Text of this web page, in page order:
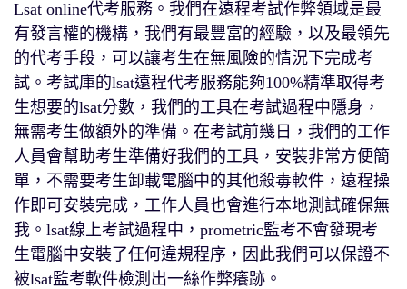
Lsat online代考服務。我們在遠程考試作弊領域是最
有發言權的機構，我們有最豐富的經驗，以及最領先
的代考手段，可以讓考生在無風險的情況下完成考
試。考試庫的lsat遠程代考服務能夠100%精準取得考
生想要的lsat分數，我們的工具在考試過程中隱身，
無需考生做額外的準備。在考試前幾日，我們的工作
人員會幫助考生準備好我們的工具，安裝非常方便簡
單，不需要考生卸載電腦中的其他殺毒軟件，遠程操
作即可安裝完成，工作人員也會進行本地測試確保無
我。lsat線上考試過程中，prometric監考不會發現考
生電腦中安裝了任何違規程序，因此我們可以保證不
被lsat監考軟件檢測出一絲作弊癢跡。